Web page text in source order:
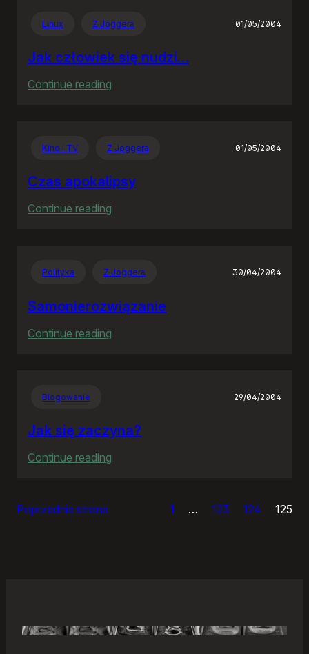
Linux Z Joggera 01/05/2004
Jak człowiek się nudzi…
Continue reading
nudzi…
Kino i TV Z Joggera 01/05/2004
Czas apokalipsy
Continue reading
Polityka Z Joggera 30/04/2004
Samonierozwiązanie
Continue reading
Blogowanie 29/04/2004
Jak się zaczyna?
Continue reading
Poprzednia strona 1 … 123 124 125